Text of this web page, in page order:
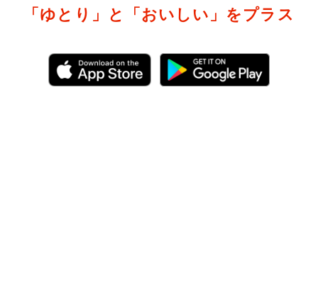
「ゆとり」と「おいしい」をプラス